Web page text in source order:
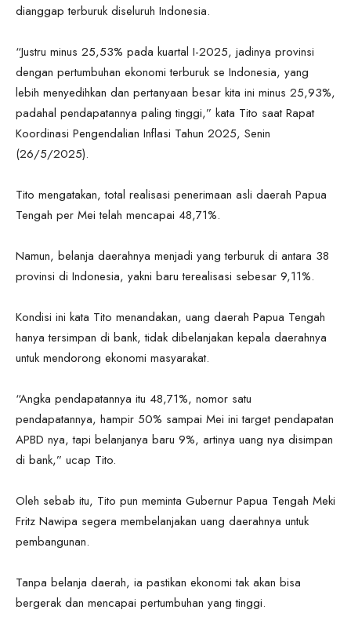
dianggap terburuk diseluruh Indonesia.
“Justru minus 25,53% pada kuartal I-2025, jadinya provinsi
dengan pertumbuhan ekonomi terburuk se Indonesia, yang
lebih menyedihkan dan pertanyaan besar kita ini minus 25,93%,
padahal pendapatannya paling tinggi,” kata Tito saat Rapat
Koordinasi Pengendalian Inflasi Tahun 2025, Senin
(26/5/2025).
Tito mengatakan, total realisasi penerimaan asli daerah Papua
Tengah per Mei telah mencapai 48,71%.
Namun, belanja daerahnya menjadi yang terburuk di antara 38
provinsi di Indonesia, yakni baru terealisasi sebesar 9,11%.
Kondisi ini kata Tito menandakan, uang daerah Papua Tengah
hanya tersimpan di bank, tidak dibelanjakan kepala daerahnya
untuk mendorong ekonomi masyarakat.
“Angka pendapatannya itu 48,71%, nomor satu
pendapatannya, hampir 50% sampai Mei ini target pendapatan
APBD nya, tapi belanjanya baru 9%, artinya uang nya disimpan
di bank,” ucap Tito.
Oleh sebab itu, Tito pun meminta Gubernur Papua Tengah Meki
Fritz Nawipa segera membelanjakan uang daerahnya untuk
pembangunan.
Tanpa belanja daerah, ia pastikan ekonomi tak akan bisa
bergerak dan mencapai pertumbuhan yang tinggi.